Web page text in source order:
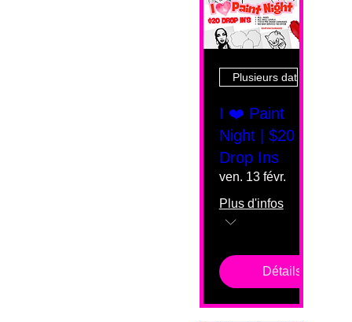
Plusieurs dates
I ❤️ Paint
Night | $20
Drop Ins
ven. 13 févr.
Plus d'infos
Détails